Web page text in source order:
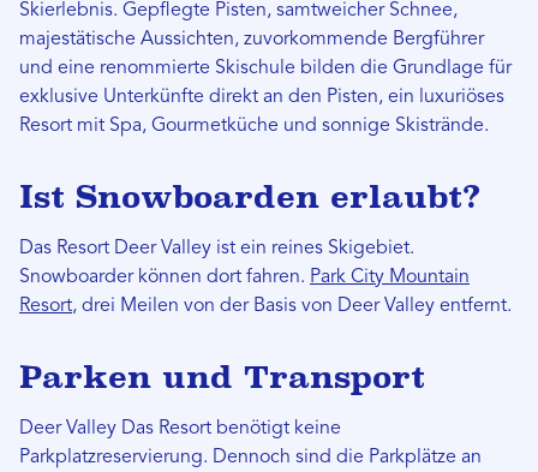
Skierlebnis. Gepflegte Pisten, samtweicher Schnee,
majestätische Aussichten, zuvorkommende Bergführer
und eine renommierte Skischule bilden die Grundlage für
exklusive Unterkünfte direkt an den Pisten, ein luxuriöses
Resort mit Spa, Gourmetküche und sonnige Skistrände.
Ist Snowboarden erlaubt?
Das Resort Deer Valley ist ein reines Skigebiet.
Snowboarder können dort fahren. Park City Mountain
Resort, drei Meilen von der Basis von Deer Valley entfernt.
Parken und Transport
Deer Valley Das Resort benötigt keine
Parkplatzreservierung. Dennoch sind die Parkplätze an